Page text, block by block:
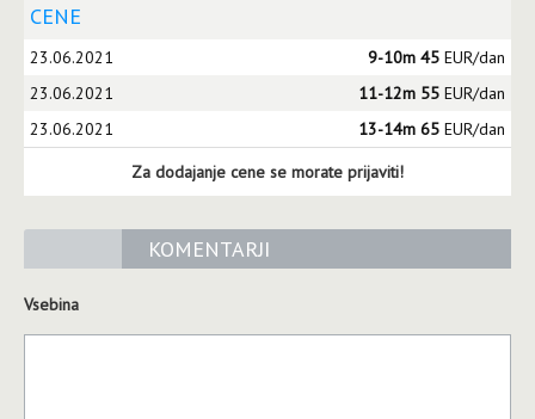
CENE
23.06.2021 9-10m 45 EUR/dan
23.06.2021
11-12m 55 EUR/dan
23.06.2021
13-14m 65 EUR/dan
Za dodajanje cene se morate prijaviti!
KOMENTARJI
Vsebina